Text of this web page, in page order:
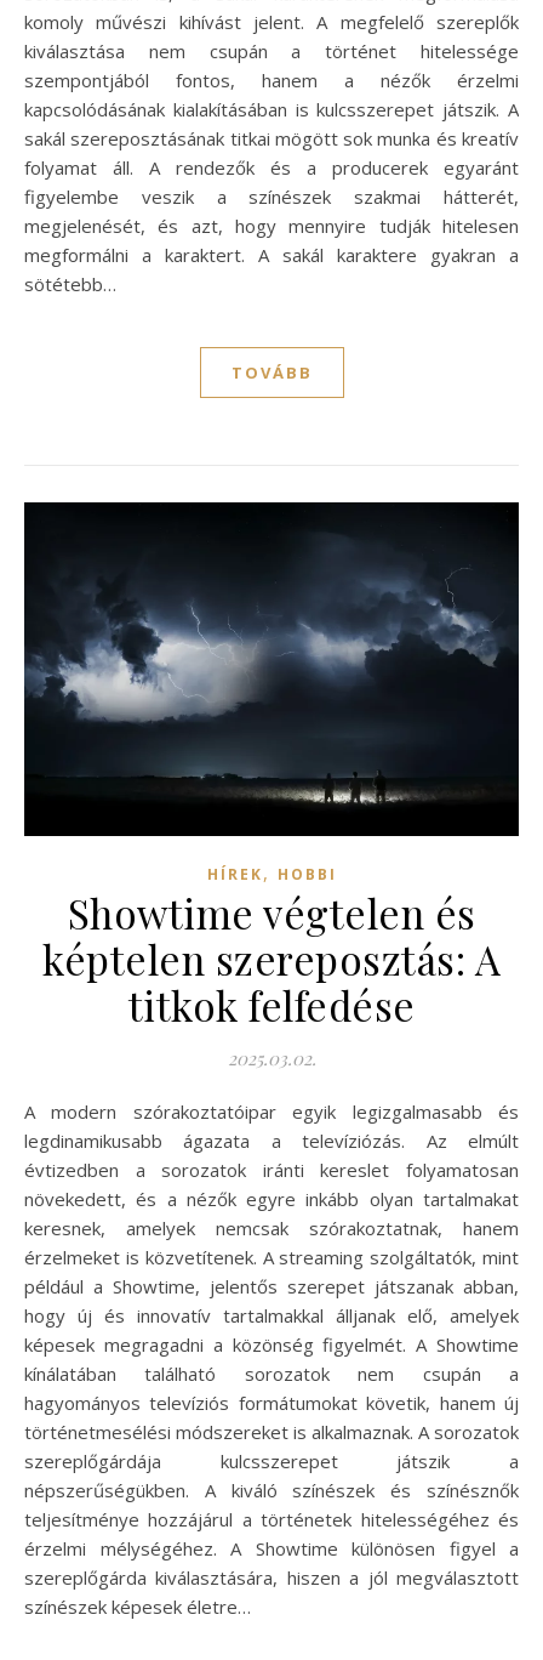
komoly művészi kihívást jelent. A megfelelő szereplők
kiválasztása nem csupán a történet hitelessége
szempontjából fontos, hanem a nézők érzelmi
kapcsolódásának kialakításában is kulcsszerepet játszik. A
sakál szereposztásának titkai mögött sok munka és kreatív
folyamat áll. A rendezők és a producerek egyaránt
figyelembe veszik a színészek szakmai hátterét,
megjelenését, és azt, hogy mennyire tudják hitelesen
megformálni a karaktert. A sakál karaktere gyakran a
sötétebb…
TOVÁBB
HÍREK, HOBBI
Showtime végtelen és
képtelen szereposztás: A
titkok felfedése
2025.03.02.
A modern szórakoztatóipar egyik legizgalmasabb és
legdinamikusabb ágazata a televíziózás. Az elmúlt
évtizedben a sorozatok iránti kereslet folyamatosan
növekedett, és a nézők egyre inkább olyan tartalmakat
keresnek, amelyek nemcsak szórakoztatnak, hanem
érzelmeket is közvetítenek. A streaming szolgáltatók, mint
például a Showtime, jelentős szerepet játszanak abban,
hogy új és innovatív tartalmakkal álljanak elő, amelyek
képesek megragadni a közönség figyelmét. A Showtime
kínálatában található sorozatok nem csupán a
hagyományos televíziós formátumokat követik, hanem új
történetmesélési módszereket is alkalmaznak. A sorozatok
szereplőgárdája kulcsszerepet játszik a
népszerűségükben. A kiváló színészek és színésznők
teljesítménye hozzájárul a történetek hitelességéhez és
érzelmi mélységéhez. A Showtime különösen figyel a
szereplőgárda kiválasztására, hiszen a jól megválasztott
színészek képesek életre…